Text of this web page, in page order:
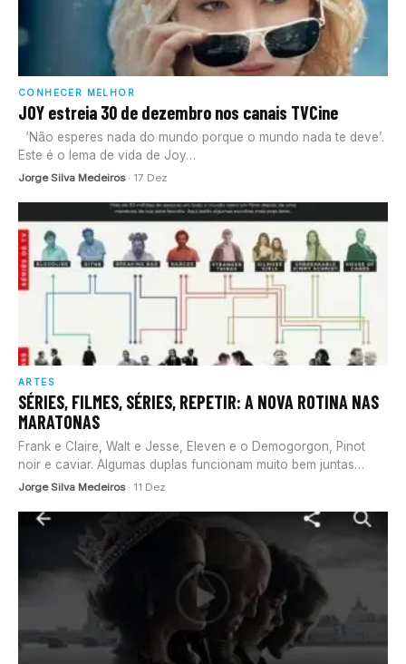
CONHECER MELHOR
JOY estreia 30 de dezembro nos canais TVCine
‘Não esperes nada do mundo porque o mundo nada te deve’.
Este é o lema de vida de Joy…
Jorge Silva Medeiros· 17 Dez
ARTES
SÉRIES, FILMES, SÉRIES, REPETIR: A NOVA ROTINA NAS
MARATONAS
Frank e Claire, Walt e Jesse, Eleven e o Demogorgon, Pinot
noir e caviar. Algumas duplas funcionam muito bem juntas…
Jorge Silva Medeiros· 11 Dez